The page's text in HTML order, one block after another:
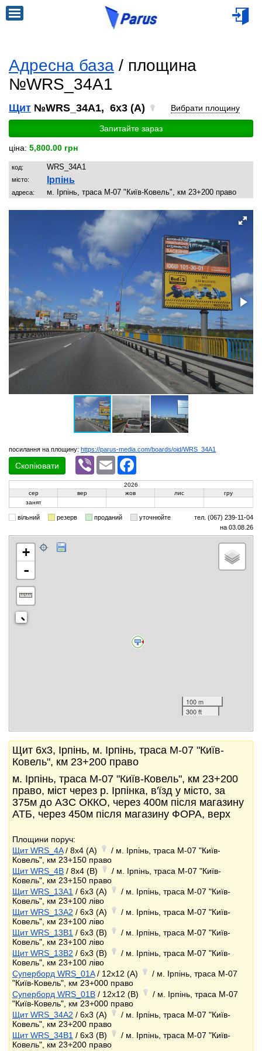
Адресна база / площина
№WRS_34A1
Щит №WRS_34A1, 6x3 (A) Вибрати площину
Запитайте зараз
ціна: 5,800.00 грн
код: WRS_34A1
місто: Ірпінь
адреса: м. Ірпінь, траса М-07 "Київ-Ковель", км 23+200 право
посилання на площину: https://parus-media.com/boards/oid/WRS_34A1
Скопіювати
Viber Email
2026
сер
вер жов лис
гру
занят
вільний резерв проданий уточнюйте
тел. (067) 239-11-04
на 03.08.26
+
-
100 m
300 ft
Щит 6x3, Ірпінь, м. Ірпінь, траса М-07 "Київ-
Ковель", км 23+200 право
м. Ірпінь, траса М-07 "Київ-Ковель", км 23+200
право, міст через р. Ірпінка, в'їзд у місто, за
375м до АЗС ОККО, через 400м після магазину
АТБ, через 450м після магазину ФОРА, верх
Площини поруч:
Щит WRS_4A/ 8x4 (A)
/ м. Ірпінь, траса М-07 "Київ-
Ковель", км 23+150 право
Щит WRS_4B / 8x4 (B)
/ м. Ірпінь, траса М-07 "Київ-
Ковель", км 23+150 право
Щит WRS_13A1 / 6x3 (A)
/ м. Ірпінь, траса М-07 "Київ-
Ковель", км 23+100 ліво
Щит WRS_13A2 / 6x3 (A)
/ м. Ірпінь, траса М-07 "Київ-
Ковель", км 23+100 ліво
Щит WRS_13B1 / 6x3 (B)
/ м. Ірпінь, траса М-07 "Київ-
Ковель", км 23+100 ліво
Щит WRS_13B2 / 6x3 (B)
/ м. Ірпінь, траса М-07 "Київ-
Ковель", км 23+100 ліво
Суперборд WRS_01A/ 12x12 (A)
/ м. Ірпінь, траса М-07
"Київ-Ковель", км 23+000 право
Суперборд WRS_01B / 12x12 (B)
/ м. Ірпінь, траса М-07
"Київ-Ковель", км 23+000 право
Щит WRS_34A2 / 6x3 (A)
/ м. Ірпінь, траса М-07 "Київ-
Ковель", км 23+200 право
Щит WRS_34B1 / 6x3 (B)
/ м. Ірпінь, траса М-07 "Київ-
Ковель", км 23+200 право